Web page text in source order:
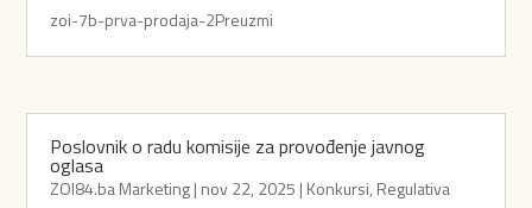
zoi-7b-prva-prodaja-2Preuzmi
Poslovnik o radu komisije za provođenje javnog
oglasa
ZOI84.ba Marketing| nov 22, 2025 | Konkursi, Regulativa